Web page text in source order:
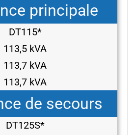
principale
DT115*
113,5 kVA
113,7 kVA
113,7 kVA
de secours
DT125S*